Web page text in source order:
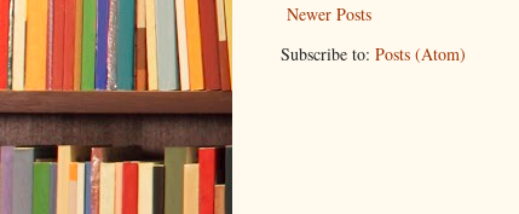
Newer Posts
Subscribe to: Posts (Atom)